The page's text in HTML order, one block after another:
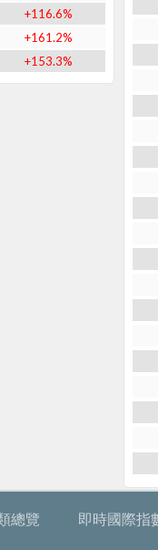
+116.6%
+161.2%
+153.3%
總覽 即時國際指